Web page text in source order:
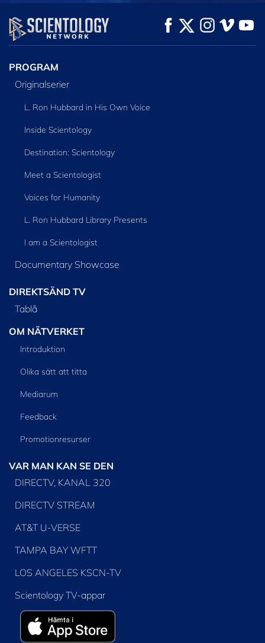
TITTA
UTFORSKA
SERIEN
PROGRAM
Originalserier
L. Ron Hubbard in His Own Voice
Inside Scientology
Destination: Scientology
Meet a Scientologist
Voices for Humanity
L. Ron Hubbard Library Presents
I am a Scientologist
Documentary Showcase
DIREKTSÄND TV
Tablå
OM NÄTVERKET
Introduktion
Olika sätt att titta
Mediarum
Feedback
Promotionresurser
VAR MAN KAN SE DEN
DIRECTV, KANAL 320
DIRECTV STREAM
AT&T U-VERSE
TAMPA BAY WFTT
LOS ANGELES KSCN-TV
Scientology TV-appar